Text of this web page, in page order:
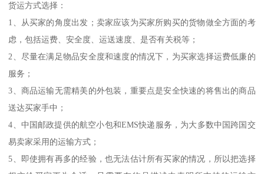
货运方式选择：
1、从买家的角度出发；卖家应该为买家所购买的货物做全方面的考
虑，包括运费、安全度、运送速度、是否有关税等；
2、尽量在满足物品安全度和速度的情况下，为买家选择运费低廉的
服务；
3、商品运输无需精美的外包装，重要点是安全快速的将售出的商品
送达买家手中；
4、中国邮政提供的航空小包和EMS快递服务，为大多数中国跨国交
易卖家采用的运输方式；
5、即使拥有再多的经验，也无法估计所有买家的情况，所以把选择